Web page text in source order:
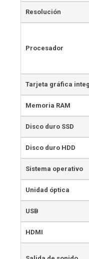
Resolución
Procesador
Tarjeta gráfica
Memoria RAM
Disco duro SSD
Disco duro HDD
Sistema operativo
Unidad óptica
USB
HDMI